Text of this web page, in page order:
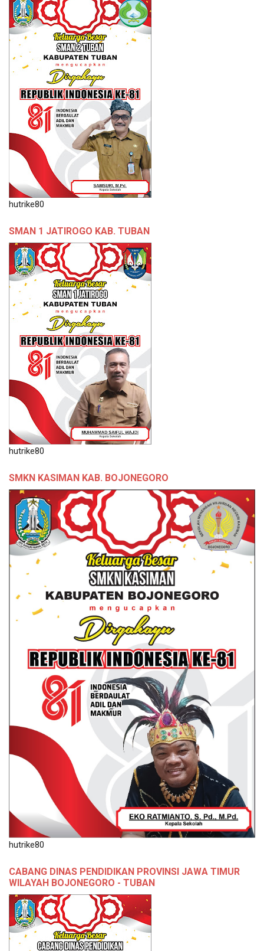
hutrike80
SMAN 1 JATIROGO KAB. TUBAN
hutrike80
SMKN KASIMAN KAB. BOJONEGORO
hutrike80
CABANG DINAS PENDIDIKAN PROVINSI JAWA TIMUR
WILAYAH BOJONEGORO - TUBAN